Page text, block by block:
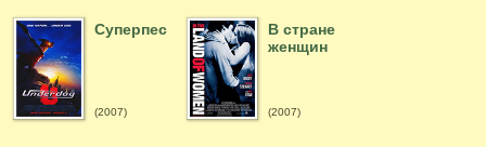
Суперпес
(2007)
В стране
женщин
(2007)